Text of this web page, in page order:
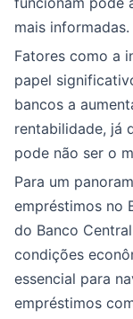
mais informadas.
Fatores como a
papel
bancos a
rentabilidade, já
pode não ser o
Para um
empréstimos no
do Banco Central
condições
essencial para
empréstimos